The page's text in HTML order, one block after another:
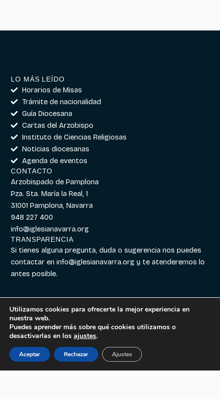
LO MÁS LEÍDO
Horarios de Misas
Trámite de nacionalidad
Guía Diocesana
Cartas del Arzobispo
Instituto de Ciencias Religiosas
Noticias diocesanas
Agenda de eventos
CONTACTO
Arzobispado de Pamplona
Pza. Sta. María la Real, 1
31001 Pamplona, Navarra
948 227 400
info@iglesianavarra.org
TRANSPARENCIA
Si tienes alguna pregunta, duda o sugerencia nos puedes
contactar eninfo@iglesianavarra.org y te atenderemos lo
antes posible.
Aviso legal|
Cookies|Política de
Utilizamos cookies para ofrecerte la mejor experiencia en
nuestra web.
Puedes aprender más sobre qué cookies utilizamos o
desactivarlas en los ajustes.
Aceptar Rechazar Ajustes